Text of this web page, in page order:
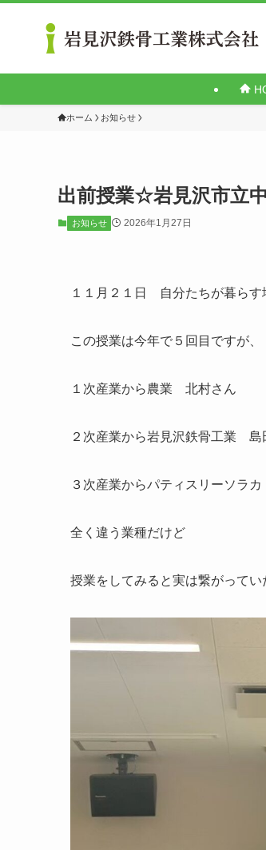
ホーム お知らせ
出前授業☆岩見沢市立
お知らせ 2026年1月27日
１１月２１日 自分たちが暮らす
この授業は今年で５回目ですが、
１次産業から農業 北村さん
２次産業から岩見沢鉄骨工業 島
３次産業からパティスリーソラ
全く違う業種だけど
授業をしてみると実は繋がって